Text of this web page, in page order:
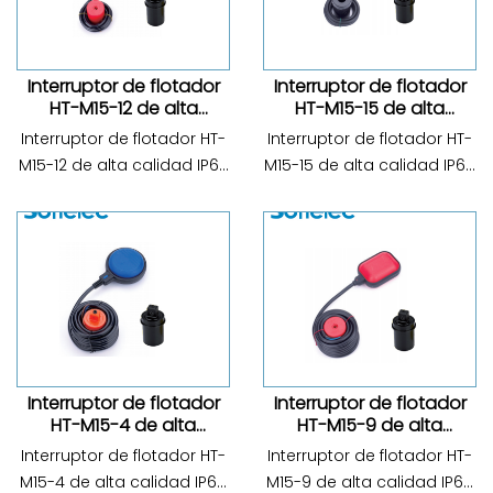
Temperatura máxima de
uso: 60 ℃; G...
Temperatura máxima de
uso: 60 ℃; G...
Interruptor de flotador
HT-M15-12 de alta
calidad IP68 CA 220 V
Interruptor de flotador HT-
M15-12 de alta calidad IP68
M15-12; Voltaje nominal: CA
110/220 V; Corriente
máxima: CA 16 (4) A;
Frecuencia: 50/60 Hz;
Temperatura máxima de
uso: 60 ℃; G...
Interruptor de flotador
HT-M15-15 de alta
calidad IP68 CA 220 V
Interruptor de flotador HT-
M15-15 de alta calidad IP68
M15-15; Voltaje nominal: CA
máxima: CA 16 (4) A;
Frecuencia: 50/60 Hz;
Temperatura máxima de
uso: 60 ℃; G...
Interruptor de flotador
HT-M15-4 de alta
calidad IP68 CA 220 V
Interruptor de flotador HT-
M15-4 de alta calidad IP68
Interruptor de flotador
HT-M15-9 de alta
calidad IP68 CA 220 V
Interruptor de flotador HT-
M15-9 de alta calidad IP68